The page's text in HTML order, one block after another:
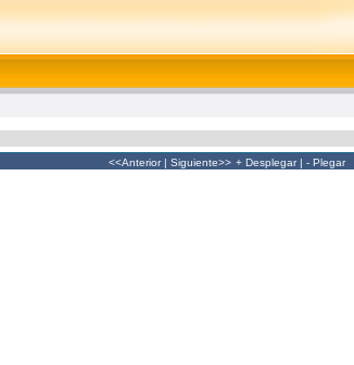
<<Anterior| Siguiente>> + Desplegar| - Plegar